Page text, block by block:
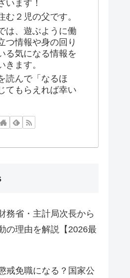
います！
む２児の父です。
は、遊ぶように働
つ情報や身の回り
る気になる情報を
きます。
読んで「なるほ
てもらえれば幸い
務省・主計局次長から
の理由を解説【2026最
戒免職になる？国家公